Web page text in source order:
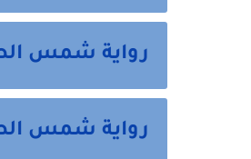
رواية شمس
رواية شمس